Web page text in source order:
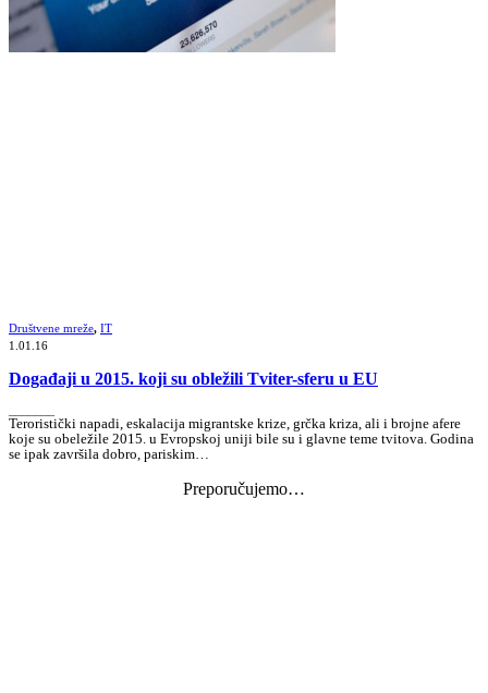
Društvene mreže, IT
1.01.16
Događaji u 2015. koji su obležili Tviter-sferu u EU
Teroristički napadi, eskalacija migrantske krize, grčka kriza, ali i brojne afere
koje su obeležile 2015. u Evropskoj uniji bile su i glavne teme tvitova. Godina
se ipak završila dobro, pariskim…
Preporučujemo…